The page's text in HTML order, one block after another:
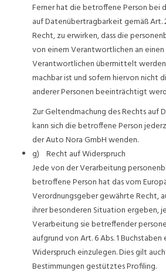
Ferner hat die betroffene Person bei
auf Datenübertragbarkeit gemäß Art.
Recht, zu erwirken, dass die
von einem Verantwortlichen an einen
Verantwortlichen übermittelt
machbar ist und sofern hiervon nicht
anderer Personen beeinträchtigt
Zur Geltendmachung des Rechts auf
kann sich die betroffene Person
der Auto Nora GmbH wenden.
g) Recht auf Widerspruch
Jede von der Verarbeitung
betroffene Person hat das vom
Verordnungsgeber gewährte Recht,
ihrer besonderen Situation ergeben,
Verarbeitung sie betreffender
aufgrund von Art. 6 Abs. 1
Widerspruch einzulegen. Dies gilt
Bestimmungen gestütztes Profiling.